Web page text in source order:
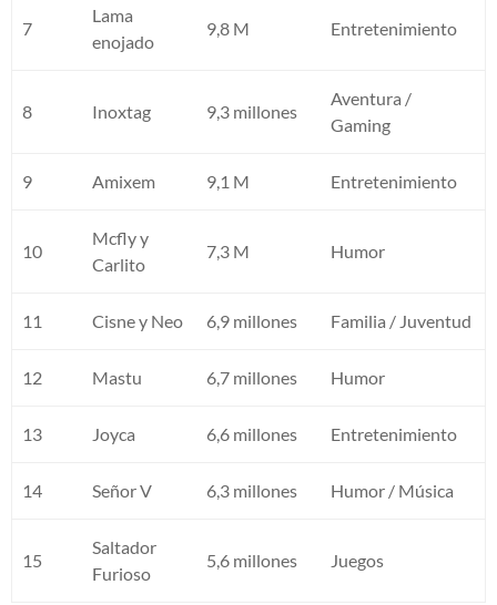
7
Lama
enojado
9,8 M Entretenimiento
8 Inoxtag 9,3 millones
Aventura /
Gaming
9 Amixem 9,1 M Entretenimiento
10
Mcfly y
Carlito
7,3 M Humor
11 Cisne y Neo 6,9 millones Familia / Juventud
12 Mastu 6,7 millones Humor
13 Joyca 6,6 millones Entretenimiento
14 Señor V 6,3 millones Humor / Música
15
Saltador
Furioso
5,6 millones Juegos